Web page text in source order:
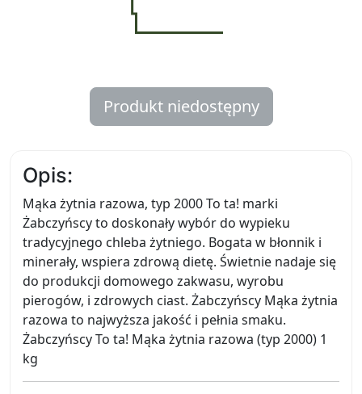
Produkt niedostępny
Opis:
Mąka żytnia razowa, typ 2000 To ta! marki
Żabczyńscy to doskonały wybór do wypieku
tradycyjnego chleba żytniego. Bogata w błonnik i
minerały, wspiera zdrową dietę. Świetnie nadaje się
do produkcji domowego zakwasu, wyrobu
pierogów, i zdrowych ciast. Żabczyńscy Mąka żytnia
razowa to najwyższa jakość i pełnia smaku.
Żabczyńscy To ta! Mąka żytnia razowa (typ 2000) 1
kg